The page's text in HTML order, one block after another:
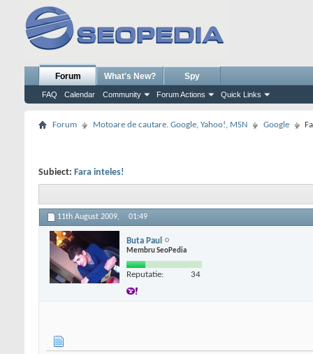
Forum
FAQ Calendar Community Forum Actions Quick Links
What's New? Spy
Forum Motoare de cautare. Google, Yahoo!, MSN Google
Subiect: Fara inteles!
11th August 2009, 01:49
Buta Paul
Membru SeoPedia
Reputatie: 34